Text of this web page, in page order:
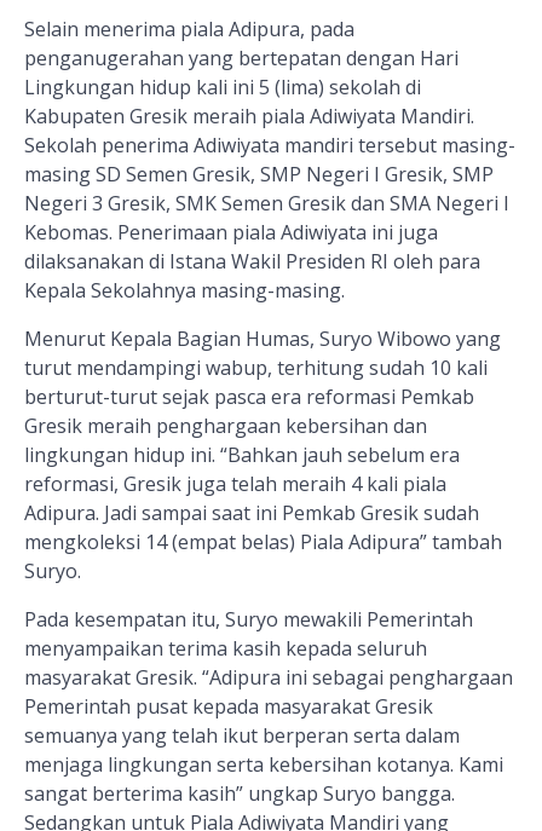
Selain menerima piala Adipura, pada
penganugerahan yang bertepatan dengan Hari
Lingkungan hidup kali ini 5 (lima) sekolah di
Kabupaten Gresik meraih piala Adiwiyata Mandiri.
Sekolah penerima Adiwiyata mandiri tersebut masing-
masing SD Semen Gresik, SMP Negeri I Gresik, SMP
Negeri 3 Gresik, SMK Semen Gresik dan SMA Negeri I
Kebomas. Penerimaan piala Adiwiyata ini juga
dilaksanakan di Istana Wakil Presiden RI oleh para
Kepala Sekolahnya masing-masing.
Menurut Kepala Bagian Humas, Suryo Wibowo yang
turut mendampingi wabup, terhitung sudah 10 kali
berturut-turut sejak pasca era reformasi Pemkab
Gresik meraih penghargaan kebersihan dan
lingkungan hidup ini. “Bahkan jauh sebelum era
reformasi, Gresik juga telah meraih 4 kali piala
Adipura. Jadi sampai saat ini Pemkab Gresik sudah
mengkoleksi 14 (empat belas) Piala Adipura” tambah
Suryo.
Pada kesempatan itu, Suryo mewakili Pemerintah
menyampaikan terima kasih kepada seluruh
masyarakat Gresik. “Adipura ini sebagai penghargaan
Pemerintah pusat kepada masyarakat Gresik
semuanya yang telah ikut berperan serta dalam
menjaga lingkungan serta kebersihan kotanya. Kami
sangat berterima kasih” ungkap Suryo bangga.
Sedangkan untuk Piala Adiwiyata Mandiri yang